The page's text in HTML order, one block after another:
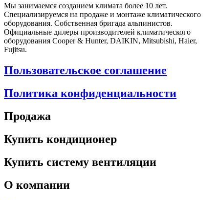
Мы занимаемся созданием климата более 10 лет.
Специализируемся на продаже и монтаже климатического
оборудования. Собственная бригада альпинистов.
Официальные дилеры производителей климатического
оборудования Cooper & Hunter, DAIKIN, Mitsubishi, Haier,
Fujitsu.
Пользовательское соглашение
Политика конфиденциальности
Продажа
Купить кондиционер
Купить систему вентиляции
О компании